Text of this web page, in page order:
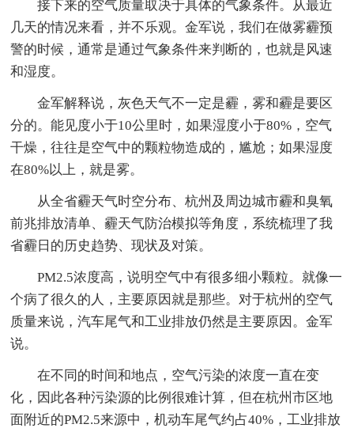
接下来的空气质量取决于具体的气象条件。从最近
几天的情况来看，并不乐观。金军说，我们在做雾霾预
警的时候，通常是通过气象条件来判断的，也就是风速
和湿度。
金军解释说，灰色天气不一定是霾，雾和霾是要区
分的。能见度小于10公里时，如果湿度小于80%，空气
干燥，往往是空气中的颗粒物造成的，尴尬；如果湿度
在80%以上，就是雾。
从全省霾天气时空分布、杭州及周边城市霾和臭氧
前兆排放清单、霾天气防治模拟等角度，系统梳理了我
省霾日的历史趋势、现状及对策。
PM2.5浓度高，说明空气中有很多细小颗粒。就像一
个病了很久的人，主要原因就是那些。对于杭州的空气
质量来说，汽车尾气和工业排放仍然是主要原因。金军
说。
在不同的时间和地点，空气污染的浓度一直在变
化，因此各种污染源的比例很难计算，但在杭州市区地
面附近的PM2.5来源中，机动车尾气约占40%，工业排放